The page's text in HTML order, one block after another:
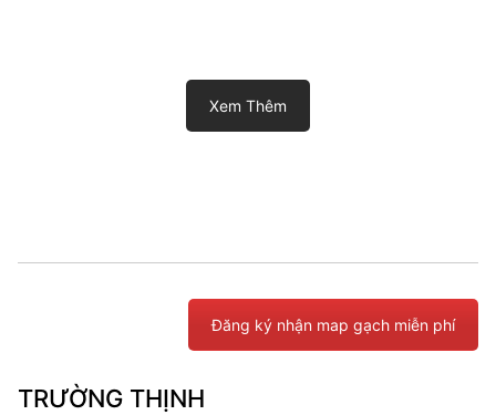
Xem Thêm
Đăng ký nhận map gạch miễn phí
TRƯỜNG THỊNH